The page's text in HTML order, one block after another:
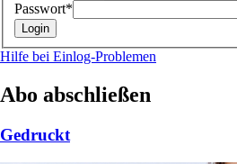
Passwort*
Hilfe bei Einlog-Problemen
Abo abschließen
Gedruckt